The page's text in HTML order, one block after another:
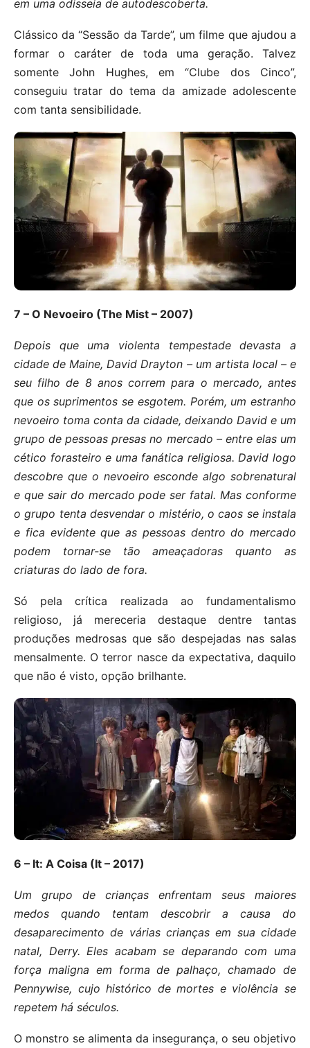
em uma odisseia de autodescoberta.
Clássico da “Sessão da Tarde”, um filme que ajudou a
formar o caráter de toda uma geração. Talvez
somente John Hughes, em “Clube dos Cinco”,
conseguiu tratar do tema da amizade adolescente
com tanta sensibilidade.
7 – O Nevoeiro (The Mist – 2007)
Depois que uma violenta tempestade devasta a
cidade de Maine, David Drayton – um artista local – e
seu filho de 8 anos correm para o mercado, antes
que os suprimentos se esgotem. Porém, um estranho
nevoeiro toma conta da cidade, deixando David e um
grupo de pessoas presas no mercado – entre elas um
cético forasteiro e uma fanática religiosa. David logo
descobre que o nevoeiro esconde algo sobrenatural
e que sair do mercado pode ser fatal. Mas conforme
o grupo tenta desvendar o mistério, o caos se instala
e fica evidente que as pessoas dentro do mercado
podem tornar-se tão ameaçadoras quanto as
criaturas do lado de fora.
Só pela crítica realizada ao fundamentalismo
religioso, já mereceria destaque dentre tantas
produções medrosas que são despejadas nas salas
mensalmente. O terror nasce da expectativa, daquilo
que não é visto, opção brilhante.
6 – It: A Coisa (It – 2017)
Um grupo de crianças enfrentam seus maiores
medos quando tentam descobrir a causa do
desaparecimento de várias crianças em sua cidade
natal, Derry. Eles acabam se deparando com uma
força maligna em forma de palhaço, chamado de
Pennywise, cujo histórico de mortes e violência se
repetem há séculos.
O monstro se alimenta da insegurança, o seu objetivo